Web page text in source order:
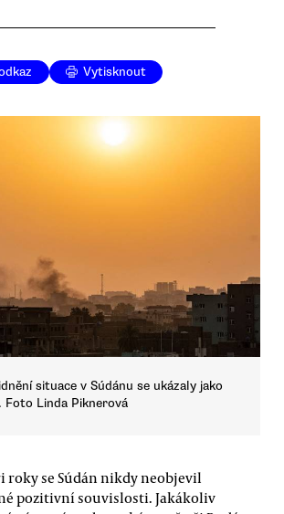
Vytisknout
situace v Súdánu se ukázaly jako
Foto Linda Piknerová
roky se Súdán nikdy neobjevil
pozitivní souvislosti. Jakákoliv